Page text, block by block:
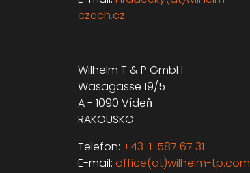
czech.cz
Wilhelm T & P GmbH
Wasagasse 19/5
A - 1090 Vídeň
RAKOUSKO
Telefon: +43-1-587 67 31
E-mail: office(at)wilhelm-tp.com